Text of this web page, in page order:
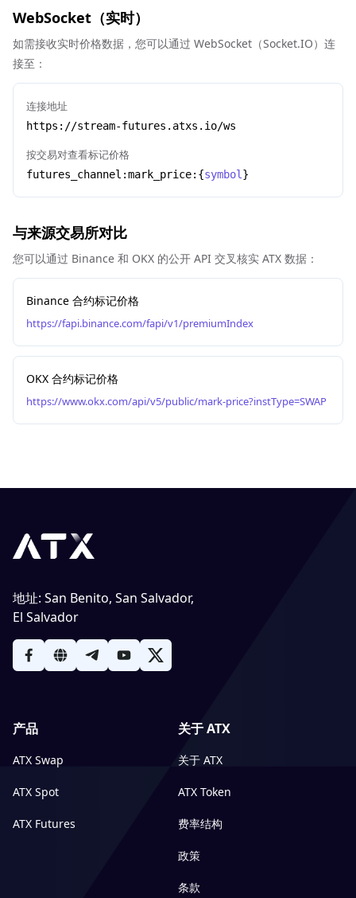
WebSocket（实时）
如需接收实时价格数据，您可以通过 WebSocket（Socket.IO）连
接至：
连接地址
https://stream-futures.atxs.io/ws
按交易对查看标记价格
futures_channel:mark_price: {symbol }
与来源交易所对比
您可以通过 Binance 和 OKX 的公开 API 交叉核实 ATX 数据：
Binance 合约标记价格
https://fapi.binance.com/fapi/v1/premiumIndex
OKX 合约标记价格
https://www.okx.com/api/v5/public/mark-price?instType=SWAP
产品
ATX Swap
ATX Spot
ATX Futures
关于 ATX
关于 ATX
ATX Token
费率结构
政策
条款
地址: San Benito, San Salvador,
El Salvador